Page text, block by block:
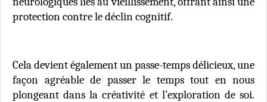
protection contre le déclin cognitif.
Cela devient également un passe-temps délicieux, une
façon agréable de passer le temps tout en nous
plongeant dans la créativité et l’exploration de soi.